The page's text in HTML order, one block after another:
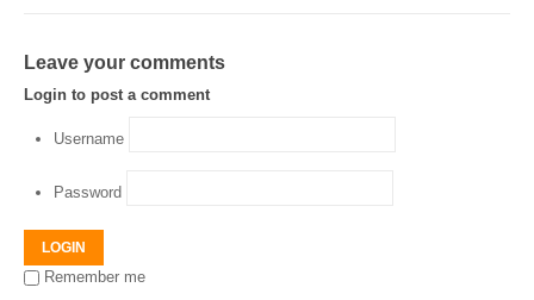
Leave your comments
Login to post a comment
Username
Password
LOGIN
Remember me